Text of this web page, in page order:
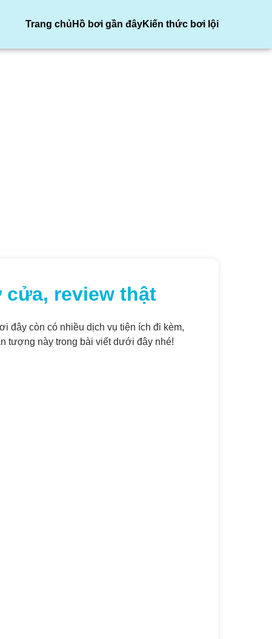
Trang chủ Hồ bơi gần đâyKiến thức bơi lội
cửa, review thật
đây còn có nhiều dịch vụ tiện ích đi kèm,
tượng này trong bài viết dưới đây nhé!